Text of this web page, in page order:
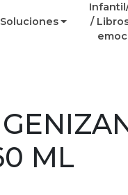
/
ML